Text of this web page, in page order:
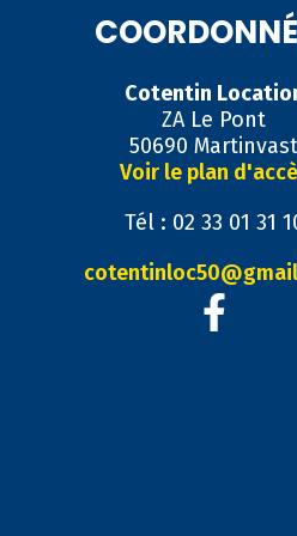
Cotentin
ZA Le Pont
50690 Martinvast
Voir le plan
Tél : 02 33 01 31